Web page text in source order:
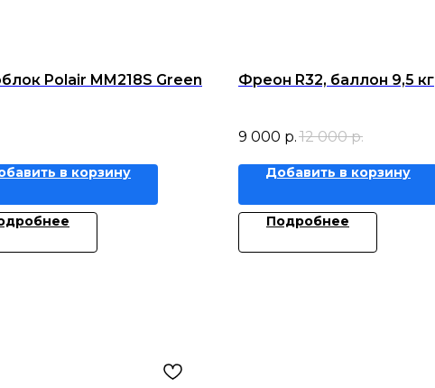
Polair MM218S Green
в корзину
Фреон R32, баллон 9,5 кг
9 000 р. 12 000 р.
Добавить в корзину
Подробнее